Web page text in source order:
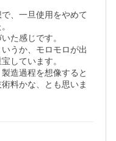
、一旦使用をやめて
た感じです。
うか、モロモロが出
しています。
造過程を想像すると
料かな、とも思いま